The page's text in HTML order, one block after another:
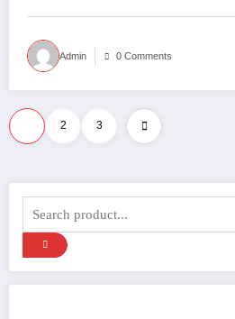
Admin 0 Comments
Paginasi
pos
2 3